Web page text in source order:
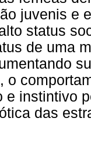
juvenis e
status
de uma
o
e instintivo
das